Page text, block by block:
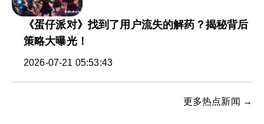
《蛋仔派对》找到了用户流失的解药？揭秘背后
策略大曝光！
2026-07-21 05:53:43
更多热点新闻 →